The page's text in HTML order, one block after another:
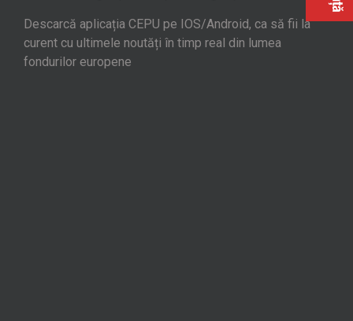
Descarcă aplicația CEPU pe IOS/Android, ca să fii la
curent cu ultimele noutăți în timp real din lumea
fondurilor europene